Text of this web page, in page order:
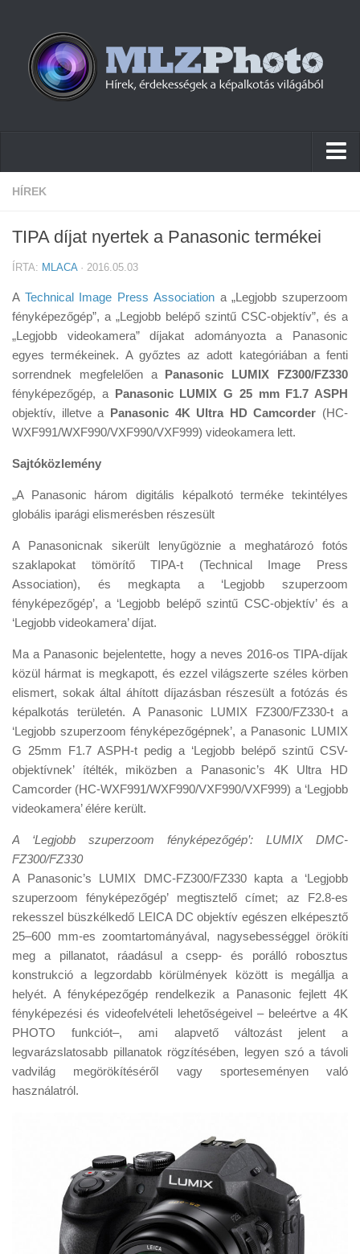
Hírek
Cikkek
Firmware
Tudástár
Tanácsok
Érdekességek
Helyszíni Riport
HÍREK
TIPA díjat nyertek a Panasonic termékei
ÍRTA: MLACA· 2016.05.03
A Technical Image Press Associationa „Legjobb szuperzoom
fényképezőgép”, a „Legjobb belépő szintű CSC-objektív”, és a
„Legjobb videokamera” díjakat adományozta a Panasonic
egyes termékeinek. A győztes az adott kategóriában a fenti
sorrendnek megfelelően a Panasonic LUMIX FZ300/FZ330
fényképezőgép, a Panasonic LUMIX G 25 mm F1.7 ASPH
objektív, illetve a Panasonic 4K Ultra HD Camcorder (HC-
WXF991/WXF990/VXF990/VXF999) videokamera lett.
Sajtóközlemény
„A Panasonic három digitális képalkotó terméke tekintélyes
globális iparági elismerésben részesült
A Panasonicnak sikerült lenyűgöznie a meghatározó fotós
szaklapokat tömörítő TIPA-t (Technical Image Press
Association), és megkapta a ‘Legjobb szuperzoom
fényképezőgép’, a ‘Legjobb belépő szintű CSC-objektív’ és a
‘Legjobb videokamera’ díjat.
Ma a Panasonic bejelentette, hogy a neves 2016-os TIPA-díjak
közül hármat is megkapott, és ezzel világszerte széles körben
elismert, sokak által áhított díjazásban részesült a fotózás és
képalkotás területén. A Panasonic LUMIX FZ300/FZ330-t a
‘Legjobb szuperzoom fényképezőgépnek’, a Panasonic LUMIX
G 25mm F1.7 ASPH-t pedig a ‘Legjobb belépő szintű CSV-
objektívnek’ ítélték, miközben a Panasonic’s 4K Ultra HD
Camcorder (HC-WXF991/WXF990/VXF990/VXF999) a ‘Legjobb
videokamera’ élére került.
A ‘Legjobb szuperzoom fényképezőgép’: LUMIX DMC-
FZ300/FZ330
A Panasonic’s LUMIX DMC-FZ300/FZ330 kapta a ‘Legjobb
szuperzoom fényképezőgép’ megtisztelő címet; az F2.8-es
rekesszel büszkélkedő LEICA DC objektív egészen elképesztő
25–600 mm-es zoomtartományával, nagysebességgel örökíti
meg a pillanatot, ráadásul a csepp- és porálló robosztus
konstrukció a legzordabb körülmények között is megállja a
helyét. A fényképezőgép rendelkezik a Panasonic fejlett 4K
fényképezési és videofelvételi lehetőségeivel – beleértve a 4K
PHOTO funkciót–, ami alapvető változást jelent a
legvarázslatosabb pillanatok rögzítésében, legyen szó a távoli
vadvilág megörökítéséről vagy sporteseményen való
használatról.